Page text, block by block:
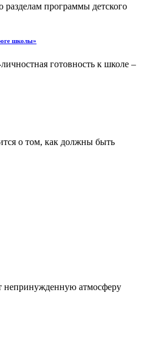
программы детского
школы»
готовность к школе –
о том, как должны быть
непринужденную атмосферу